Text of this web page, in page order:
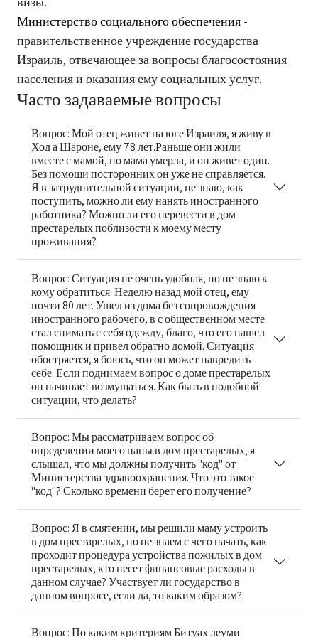
Министерство социального обеспечения -
правительственное учреждение государства
Израиль, отвечающее за вопросы благосостояния
населения и оказания ему социальных услуг.
Часто задаваемые вопросы
Вопрос: Мой отец живет на юге Израиля, я живу в
Ход а Шароне, ему 78 лет.Раньше они жили
вместе с мамой, но мама умерла, и он живет один.
Без помощи посторонних он уже не справляется.
Я в затруднительной ситуации, не знаю, как
поступить, можно ли ему нанять иностранного
работника? Можно ли его перевести в дом
престарелых поблизости к моему месту
проживания?
Вопрос: Ситуация не очень удобная, но не знаю к
кому обратиться. Неделю назад мой отец, ему
почти 80 лет. Ушел из дома без сопровождения
иностранного рабочего, в с общественном месте
стал снимать с себя одежду, благо, что его нашел
помощник и привел обратно домой. Ситуация
обостряется, я боюсь, что он может навредить
себе. Если поднимаем вопрос о доме престарелых
он начинает возмущаться. Как быть в подобной
ситуации, что делать?
Вопрос: Мы рассматриваем вопрос об
определении моего папы в дом престарелых, я
слышал, что мы должны получить "код" от
Министерства здравоохранения. Что это такое
"код"? Сколько времени берет его получение?
Вопрос: Я в смятении, мы решили маму устроить
в дом престарелых, но не знаем с чего начать, как
проходит процедура устройства пожилых в дом
престарелых, кто несет финансовые расходы в
данном случае? Участвует ли государство в
данном вопросе, если да, то каким образом?
Вопрос: По каким критериям Битуах леуми